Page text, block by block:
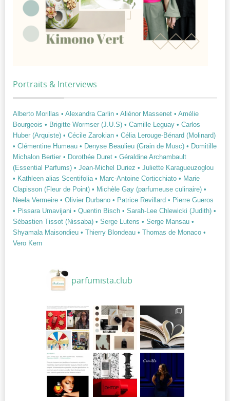
Portraits & Interviews
Alberto Morillas • Alexandra Carlin • Aliénor Massenet • Amélie
Bourgeois • Brigitte Wormser (J.U.S) • Camille Leguay • Carlos
Huber (Arquiste) • Cécile Zarokian • Célia Lerouge-Bénard (Molinard)
• Clémentine Humeau • Denyse Beaulieu (Grain de Musc) • Domitille
Michalon Bertier • Dorothée Duret • Géraldine Archambault
(Essential Parfums) • Jean-Michel Duriez • Juliette Karagueuzoglou
• Kathleen alias Scentifolia • Marc-Antoine Corticchiato • Marie
Clapisson (Fleur de Point) • Michèle Gay (parfumeuse culinaire) •
Neela Vermeire • Olivier Durbano • Patrice Revillard • Pierre Gueros
• Pissara Umavijani • Quentin Bisch • Sarah-Lee Chlewicki (Judith) •
Sébastien Tissot (Nissaba) • Serge Lutens • Serge Mansau •
Shyamala Maisondieu • Thierry Blondeau • Thomas de Monaco •
Vero Kern
parfumista.club